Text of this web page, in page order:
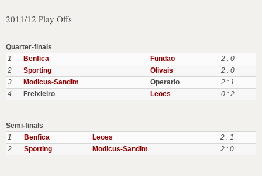
2011/12 Play Offs
Quarter-finals
1
Benfica Fundao
2 : 0
2
Sporting Olivais
2 : 0
3
Modicus-Sandim Operario
2 : 1
4
Freixieiro Leoes 0 : 2
Semi-finals
1
Benfica Leoes
2 : 1
2
Sporting Modicus-Sandim 2 : 0